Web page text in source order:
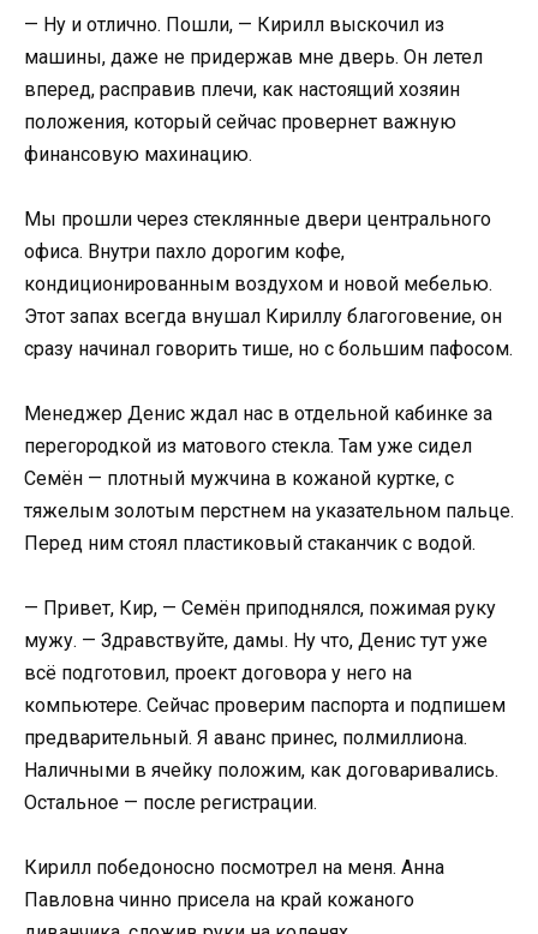
— Ну и отлично. Пошли, — Кирилл выскочил из
машины, даже не придержав мне дверь. Он летел
вперед, расправив плечи, как настоящий хозяин
положения, который сейчас провернет важную
финансовую махинацию.
Мы прошли через стеклянные двери центрального
офиса. Внутри пахло дорогим кофе,
кондиционированным воздухом и новой мебелью.
Этот запах всегда внушал Кириллу благоговение, он
сразу начинал говорить тише, но с большим пафосом.
Менеджер Денис ждал нас в отдельной кабинке за
перегородкой из матового стекла. Там уже сидел
Семён — плотный мужчина в кожаной куртке, с
тяжелым золотым перстнем на указательном пальце.
Перед ним стоял пластиковый стаканчик с водой.
— Привет, Кир, — Семён приподнялся, пожимая руку
мужу. — Здравствуйте, дамы. Ну что, Денис тут уже
всё подготовил, проект договора у него на
компьютере. Сейчас проверим паспорта и подпишем
предварительный. Я аванс принес, полмиллиона.
Наличными в ячейку положим, как договаривались.
Остальное — после регистрации.
Кирилл победоносно посмотрел на меня. Анна
Павловна чинно присела на край кожаного